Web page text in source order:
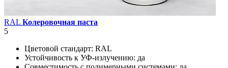
RAL Колеровочная паста
5
Цветовой стандарт: RAL
Устойчивость к УФ-излучению: да